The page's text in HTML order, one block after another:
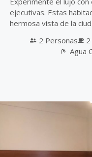
ejecutivas. Estas
hermosa vista de la
2 Personas
Agua